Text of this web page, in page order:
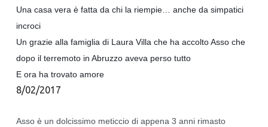
Una casa vera è fatta da chi la riempie… anche da simpatici
incroci
Un grazie alla famiglia di Laura Villa che ha accolto Asso che
dopo il terremoto in Abruzzo aveva perso tutto
E ora ha trovato amore
8/02/2017
Asso è un dolcissimo meticcio di appena 3 anni rimasto